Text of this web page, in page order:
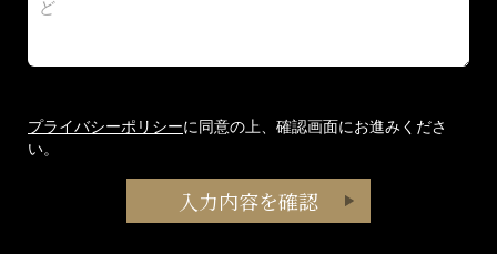
プライバシーポリシーに同意の上、確認画面にお進みくださ
い。